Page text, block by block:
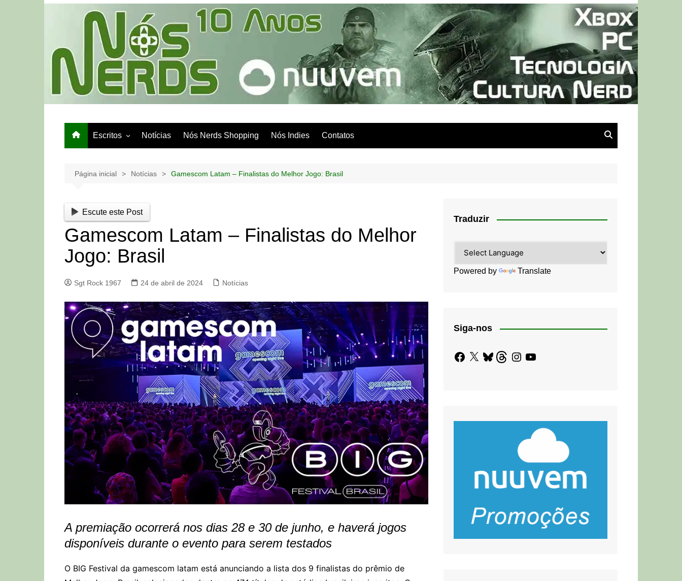
Escritos
Papo de Bar
Notícias Nós Nerds Shopping Nós Indies Contatos
Página inicial Notícias Gamescom Latam – Finalistas do Melhor Jogo: Brasil
Escute este Post
Gamescom Latam – Finalistas do Melhor
Jogo: Brasil
Sgt Rock 1967 24 de abril de 2024 Notícias
A premiação ocorrerá nos dias 28 e 30 de junho, e haverá jogos
disponíveis durante o evento para serem testados
O BIG Festival da gamescom latam está anunciando a lista dos 9 finalistas do prêmio de
Traduzir
Powered by Translate
Siga-nos
Facebook
X BlueskyThreadsInstagram
YouTube